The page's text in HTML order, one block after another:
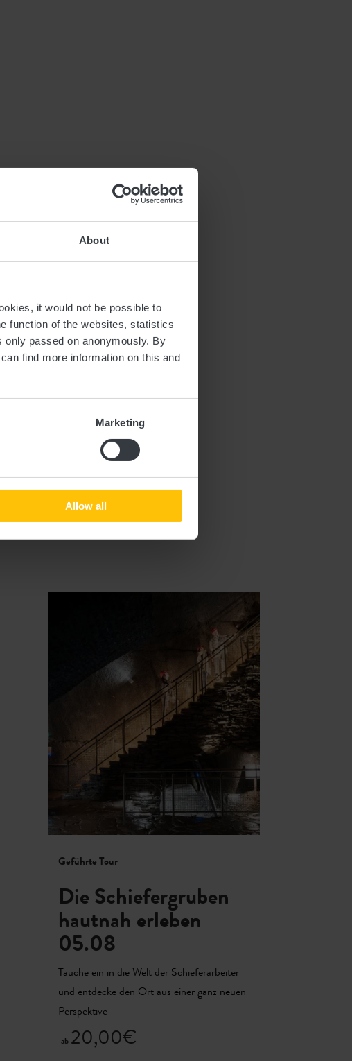
About
it would not be possible to
function of the websites, statistics
only passed on anonymously. By
find more information on this and
Marketing
Allow all
22 78 62
www.visitguttland.lu
Details & Buchung
Geführte Tour
Die Schiefergruben
hautnah erleben
05.08
Tauche ein in die Welt der Schieferarbeiter
und entdecke den Ort aus einer ganz neuen
Perspektive
ab 20,00€